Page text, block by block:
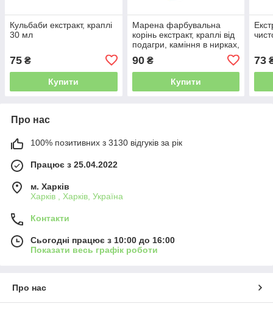
Кульбаби екстракт, краплі
30 мл
75 ₴
Купити
Марена фарбувальна
корінь екстракт, краплі від
подагри, каміння в нирках,
90₴
Купити
73
Про нас
100% позитивних з 3130 відгуків за рік
Працює з 25.04.2022
м. Харків
Харків , Харків, Україна
Контакти
Сьогодні працює з 10:00 до 16:00
Показати весь графік роботи
Про нас